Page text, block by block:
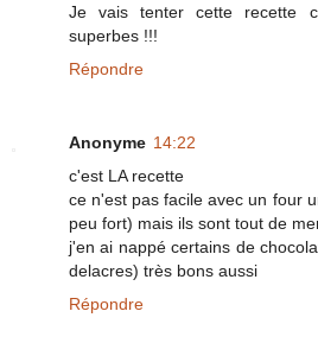
Je vais tenter cette recette
superbes !!!
Répondre
Anonyme 14:22
c'est LA recette
ce n'est pas facile avec un four
peu fort) mais ils sont tout de
j'en ai nappé certains de
delacres) très bons aussi
Répondre